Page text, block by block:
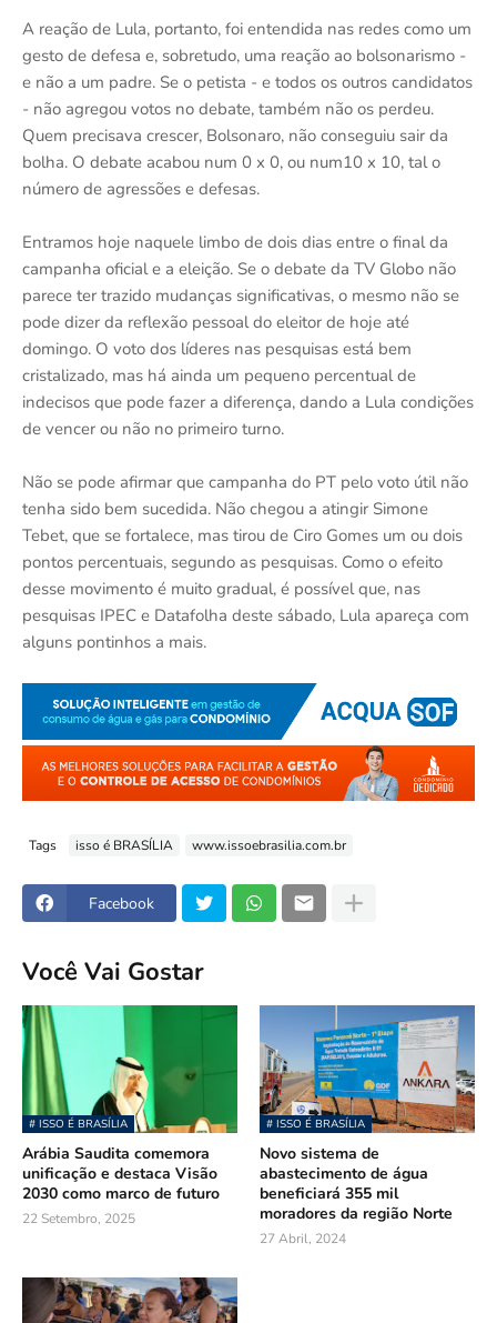
A reação de Lula, portanto, foi entendida nas redes como um
gesto de defesa e, sobretudo, uma reação ao bolsonarismo -
e não a um padre. Se o petista - e todos os outros candidatos
- não agregou votos no debate, também não os perdeu.
Quem precisava crescer, Bolsonaro, não conseguiu sair da
bolha. O debate acabou num 0 x 0, ou num10 x 10, tal o
número de agressões e defesas.
Entramos hoje naquele limbo de dois dias entre o final da
campanha oficial e a eleição. Se o debate da TV Globo não
parece ter trazido mudanças significativas, o mesmo não se
pode dizer da reflexão pessoal do eleitor de hoje até
domingo. O voto dos líderes nas pesquisas está bem
cristalizado, mas há ainda um pequeno percentual de
indecisos que pode fazer a diferença, dando a Lula condições
de vencer ou não no primeiro turno.
Não se pode afirmar que campanha do PT pelo voto útil não
tenha sido bem sucedida. Não chegou a atingir Simone
Tebet, que se fortalece, mas tirou de Ciro Gomes um ou dois
pontos percentuais, segundo as pesquisas. Como o efeito
desse movimento é muito gradual, é possível que, nas
pesquisas IPEC e Datafolha deste sábado, Lula apareça com
alguns pontinhos a mais.
Tags isso é BRASÍLIA www.issoebrasilia.com.br
Facebook
Você Vai Gostar
# ISSO É BRASÍLIA
Arábia Saudita comemora
unificação e destaca Visão
2030 como marco de futuro
22 Setembro, 2025
# ISSO É BRASÍLIA
Novo sistema de
abastecimento de água
beneficiará 355 mil
moradores da região Norte
27 Abril, 2024